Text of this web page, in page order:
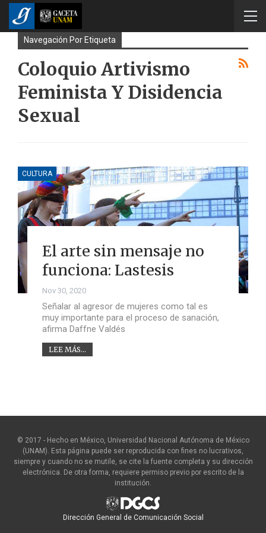
Navegación Por Etiqueta
Coloquio Artivismo
Feminista Y Disidencia
Sexual
CULTURA
El arte sin mensaje no
funciona: Lastesis
Nov 30, 2020
Señalar al agresor de mujeres como tal es
muy importante para el proceso de sanación,
afirma Daffne Valdés
LEE MÁS...
© 2017 - Hecho en México, Universidad Nacional Autónoma de México
(UNAM). Esta página puede ser reproducida con fines no lucrativos,
siempre y cuando no se mutile, se cite la fuente completa y su dirección
electrónica. De otra forma, requiere permiso previo por escrito de la
institución.
Dirección General de Comunicación Social